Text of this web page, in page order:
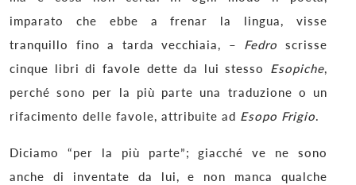
imparato che ebbe a frenar la lingua, visse
tranquillo fino a tarda vecchiaia, – Fedro scrisse
cinque libri di favole dette da lui stesso Esopiche,
perché sono per la più parte una traduzione o un
rifacimento delle favole, attribuite ad Esopo Frigio.
Diciamo “per la più parte”; giacché ve ne sono
anche di inventate da lui, e non manca qualche